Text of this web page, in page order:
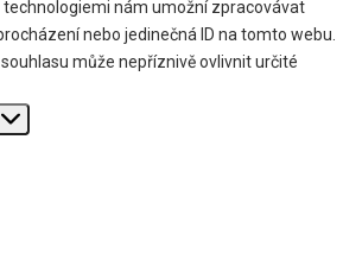
technologiemi nám umožní zpracovávat
nebo jedinečná ID na tomto webu.
může nepříznivě ovlivnit určité